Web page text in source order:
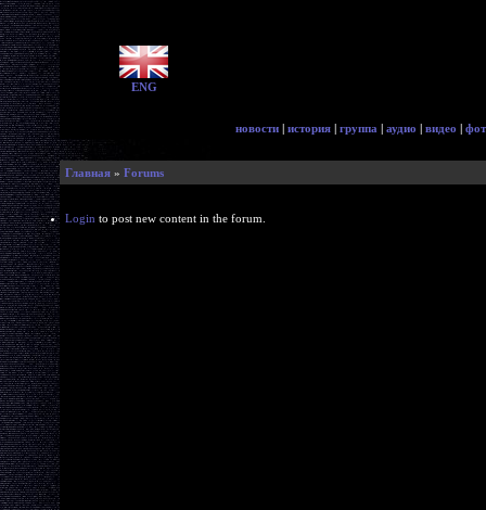
ENG
новости | история | группа | аудио | видео |
Главная » Forums
Login to post new content in the forum.